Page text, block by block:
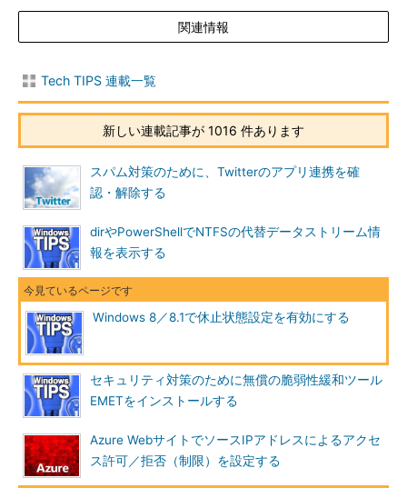
ントロール パネル］の［システムとセキュリティ］か［ハード
ウェアとサウンド］カテゴリにある［電源オプション］を起動す
電源オプションの設定（1）
［休止状態］メニューを有効にするにはコントロールパネル
の電源オプションで設定を行う。
（1）電源オプション画面を開いたら、このいずれかのリ
ンクをクリックする。ノートPCだと［カバーを閉じたとき
の動作の選択］というリンクもあるので、それをクリックし
てもよい。なおこれらのリンクがない場合は、休止状態（お
よびスリープ）をサポートしていないシステムの可能性があ
るので、後述の「休止状態が利用できるかどうか確認し、利
用可能なら有効にする」の項目を参照していただきたい。
上記のリンクをクリックすると「システム設定」の画面が開か
れるので、一番上にある［現在利用可能ではない設定を変更しま
す］をクリックする。
関連情報
Tech TIPS 連載一覧
新しい連載記事が 1016 件あります
スパム対策のために、Twitterのアプリ連携を確
認・解除する
dirやPowerShellでNTFSの代替データストリーム情
報を表示する
Windows 8／8.1で休止状態設定を有効にする
セキュリティ対策のために無償の脆弱性緩和ツール
EMETをインストールする
Azure WebサイトでソースIPアドレスによるアクセ
ス許可／拒否（制限）を設定する